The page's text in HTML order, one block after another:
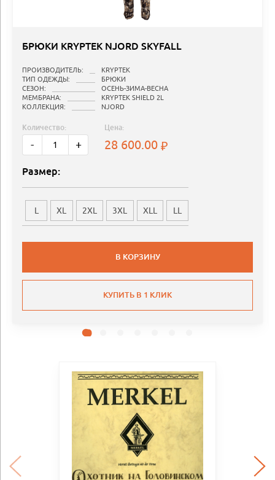
БРЮКИ KRYPTEK NJORD SKYFALL
ПРОИЗВОДИТЕЛЬ:
KRYPTEK
ТИП ОДЕЖДЫ:
БРЮКИ
СЕЗОН:
ОСЕНЬ-ЗИМА-ВЕСНА
МЕМБРАНА:
KRYPTEK SHIELD 2L
КОЛЛЕКЦИЯ:
NJORD
Количество:
- +
Цена:
28 600.00
Размер:
L XL 2XL 3XL XLL LL
В КОРЗИНУ
КУПИТЬ В 1 КЛИК